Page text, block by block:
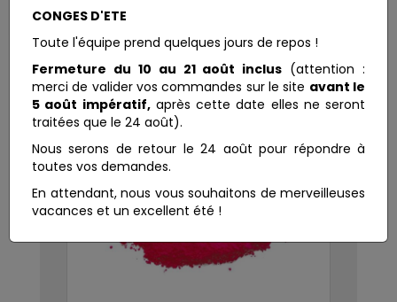
CONGES D'ETE
Toute l'équipe prend quelques jours de repos !
Fermeture du 10 au 21 août inclus (attention :
merci de valider vos commandes sur le site avant le
5 août impératif,après cette date elles ne seront
traitées que le 24 août).
Nous serons de retour le 24 août pour répondre à
toutes vos demandes.
En attendant, nous vous souhaitons de merveilleuses
vacances et un excellent été !